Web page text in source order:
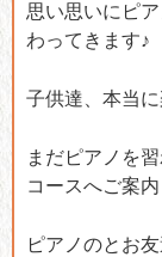
思い思いにピ
わってきます♪
子供達、本当
まだピアノを
コースへご案内
ピアノのとお